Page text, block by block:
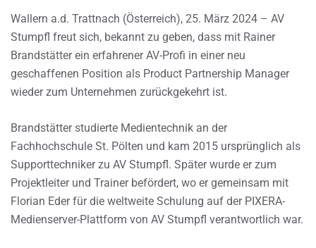
Wallern a.d. Trattnach (Österreich), 25. März 2024 – AV
Stumpfl freut sich, bekannt zu geben, dass mit Rainer
Brandstätter ein erfahrener AV-Profi in einer neu
geschaffenen Position als Product Partnership Manager
wieder zum Unternehmen zurückgekehrt ist.
Brandstätter studierte Medientechnik an der
Fachhochschule St. Pölten und kam 2015 ursprünglich als
Supporttechniker zu AV Stumpfl. Später wurde er zum
Projektleiter und Trainer befördert, wo er gemeinsam mit
Florian Eder für die weltweite Schulung auf der PIXERA-
Medienserver-Plattform von AV Stumpfl verantwortlich war.